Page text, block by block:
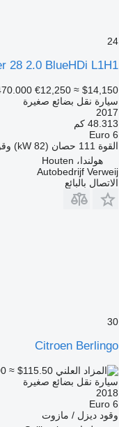
24
28 2.0 BlueHDi L1H1
€12,250 ≈ $14,150
سيارة نقل بضائع صغيرة
2017
48.313 كم
Euro 6
القوة 111 حصان (82 kW)
هولندا، Houten
Autobedrijf Verweij
الاتصال بالبائع
30
Citroen Berlingo
≈ $115.50
سيارة نقل بضائع صغيرة
2018
Euro 6
وقود ديزل / مازوت